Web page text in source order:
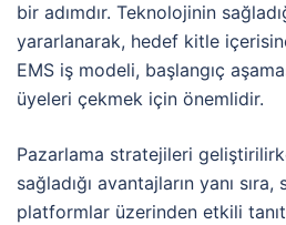
bir adımdır. Teknolojinin
yararlanarak, hedef kitle
EMS iş modeli, başlangıç
üyeleri çekmek için önemlidir.
Pazarlama stratejileri
sağladığı avantajların yanı
platformlar üzerinden etkili